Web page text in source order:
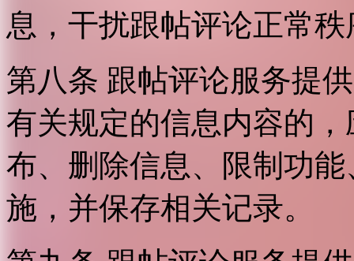
息，干扰跟帖评论正常
第八条 跟帖评论服务提
有关规定的信息内容的
布、删除信息、限制功
施，并保存相关记录。